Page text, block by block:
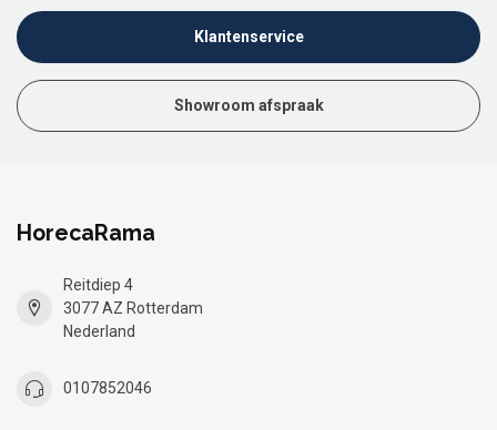
Klantenservice
Showroom afspraak
HorecaRama
Reitdiep 4
3077 AZ Rotterdam
Nederland
0107852046